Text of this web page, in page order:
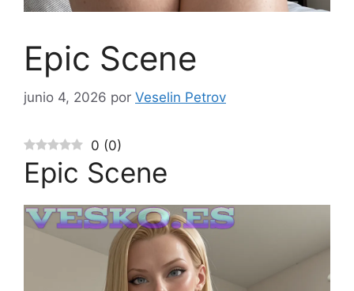
Epic Scene
junio 4, 2026 por Veselin Petrov
0 (0)
Epic Scene